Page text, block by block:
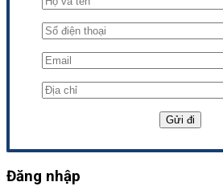
Đăng nhập